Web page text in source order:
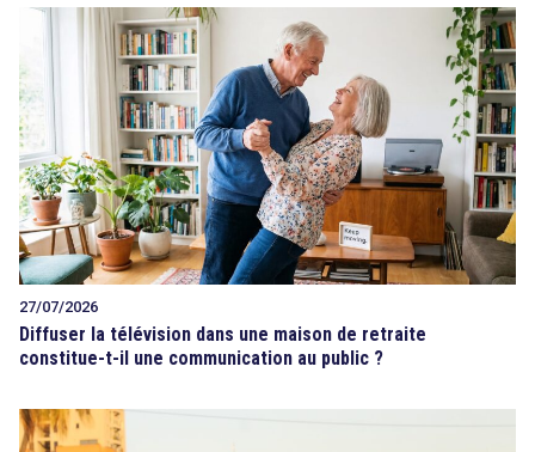
27/07/2026
Diffuser la télévision dans une maison de retraite
constitue-t-il une communication au public ?